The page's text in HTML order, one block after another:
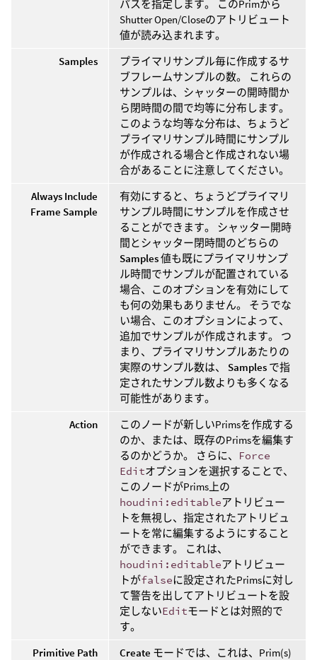
パスを指定します。 このPrimから
Shutter Open/Closeのアトリビュート
値が読み込まれます。
Samples
プライマリサンプル毎に作成するサ
ブフレームサンプルの数。 これらの
サンプルは、シャッターの開時間か
ら閉時間の間で均等に分布します。
このような均等な分布は、ちょうど
プライマリサンプル時間にサンプル
が作成される場合と作成されない場
合があることに注意してください。
Always Include
Frame Sample
有効にすると、ちょうどプライマリ
サンプル時間にサンプルを作成させ
ることができます。 シャッター開時
間とシャッター閉時間のどちらの
Samples値も既にプライマリサンプ
ル時間でサンプルが配置されている
場合、このオプションを有効にして
も何の効果もありません。 そうでな
い場合、このオプションによって、
追加でサンプルが作成されます。 つ
まり、プライマリサンプルあたりの
実際のサンプル数は、 Samples で指
定されたサンプル数よりも多くなる
可能性があります。
Action
このノードが新しいPrimsを作成する
のか、または、既存のPrimsを編集す
るのかどうか。 さらに、
Force
Editオプションを選択することで、
このノードがPrims上の
houdini:editableアトリビュー
トを無視し、指定されたアトリビュ
ートを常に編集するようにすること
ができます。 これは、
houdini:editableアトリビュー
トがfalseに設定されたPrimsに対し
て警告を出してアトリビュートを設
定しないEditモードとは対照的で
す。
Primitive Path
Create モードでは、これは、Prim(s)